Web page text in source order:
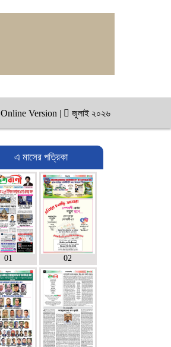
Online Version | জুলাই ২০২৬
এ মাসের পত্রিকা
01 02